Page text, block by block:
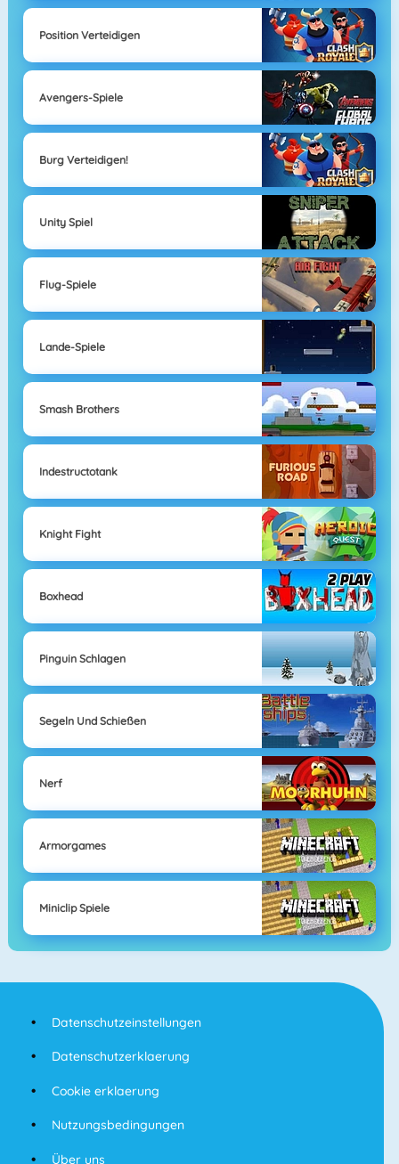
Position Verteidigen
Avengers-Spiele
Burg Verteidigen!
Unity Spiel
Flug-Spiele
Lande-Spiele
Smash Brothers
Indestructotank
Knight Fight
Boxhead
Pinguin Schlagen
Segeln Und Schießen
Nerf
Armorgames
Miniclip Spiele
Datenschutzeinstellungen
Datenschutzerklaerung
Cookie erklaerung
Nutzungsbedingungen
Über uns